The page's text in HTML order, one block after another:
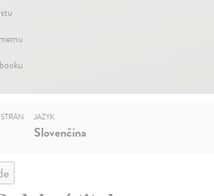
JAZYK
Slovenčina